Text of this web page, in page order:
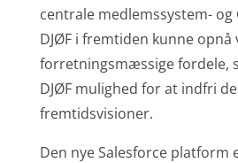
centrale medlemssystem- og
DJØF i fremtiden kunne
forretningsmæssige fordele,
DJØF mulighed for at indfri
fremtidsvisioner.
Den nye Salesforce platform